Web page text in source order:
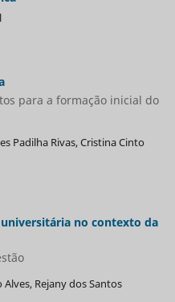
para a formação inicial do
Padilha Rivas, Cristina Cinto
no contexto da
Rejany dos Santos